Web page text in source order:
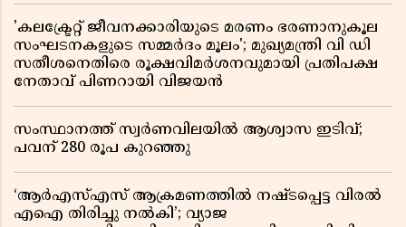
'കലക്ട്രേറ്റ് ജീവനക്കാരിയുടെ മരണം ഭരണാനുകൂല
സംഘടനകളുടെ സമ്മർദം മൂലം'; മുഖ്യമന്ത്രി വി ഡി
സതീശനെതിരെ രൂക്ഷവിമർശനവുമായി പ്രതിപക്ഷ
നേതാവ് പിണറായി വിജയൻ
സംസ്ഥാനത്ത് സ്വര്‍ണവിലയില്‍ ആശ്വാസ ഇടിവ്;
പവന് 280 രൂപ കുറഞ്ഞു
‘ആർഎസ്എസ് ആക്രമണത്തിൽ നഷ്ടപ്പെട്ട വിരൽ
എഐ തിരിച്ചു നൽകി’; വ്യാജ